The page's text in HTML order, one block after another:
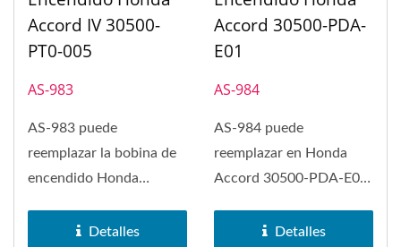
Accord IV 30500-
PT0-005
AS-983
AS-983 puede
reemplazar la bobina de
encendido Honda
Detalles
Accord 30500-PDA-
E01
AS-984
AS-984 puede
reemplazar en Honda
Accord 30500-PDA-E01
Detalles